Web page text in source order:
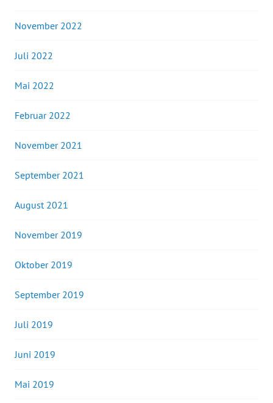
November 2022
Juli 2022
Mai 2022
Februar 2022
November 2021
September 2021
August 2021
November 2019
Oktober 2019
September 2019
Juli 2019
Juni 2019
Mai 2019